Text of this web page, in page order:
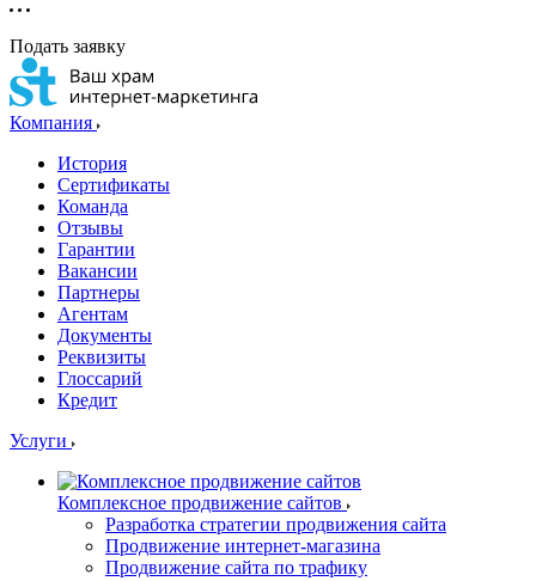
Подать заявку
Компания
История
Сертификаты
Команда
Отзывы
Гарантии
Вакансии
Партнеры
Агентам
Документы
Реквизиты
Глоссарий
Кредит
Услуги
Комплексное продвижение сайтов
Разработка стратегии продвижения сайта
Продвижение интернет-магазина
Продвижение сайта по трафику